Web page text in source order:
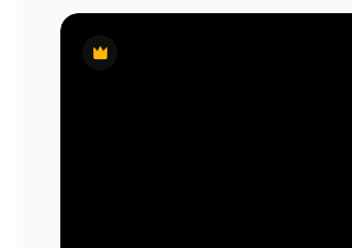
Premium